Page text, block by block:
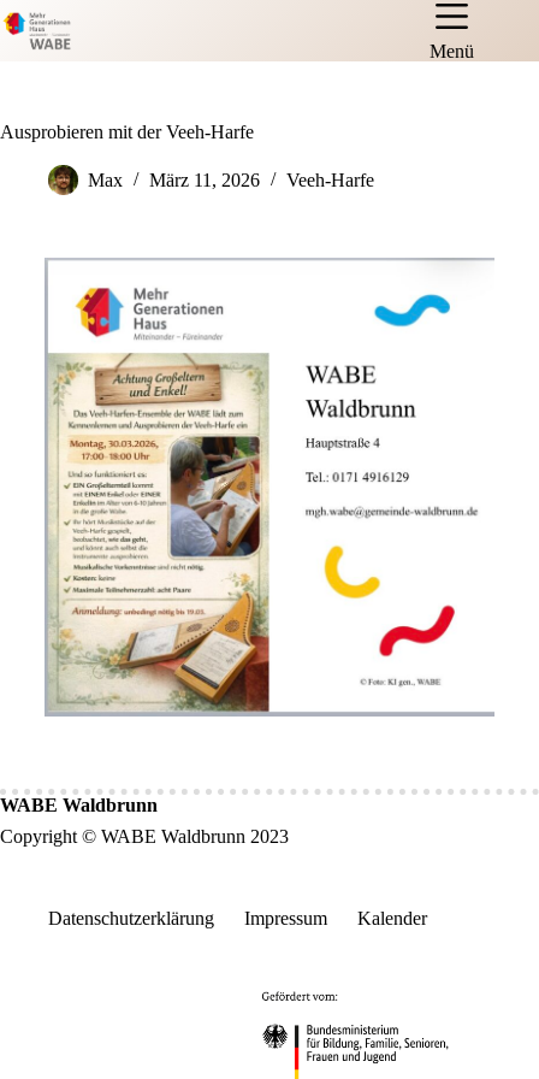
Menü
Ausprobieren mit der Veeh-Harfe
Max März 11, 2026 Veeh-Harfe
WABE Waldbrunn
Copyright © WABE Waldbrunn 2023
Datenschutzerklärung Impressum Kalender